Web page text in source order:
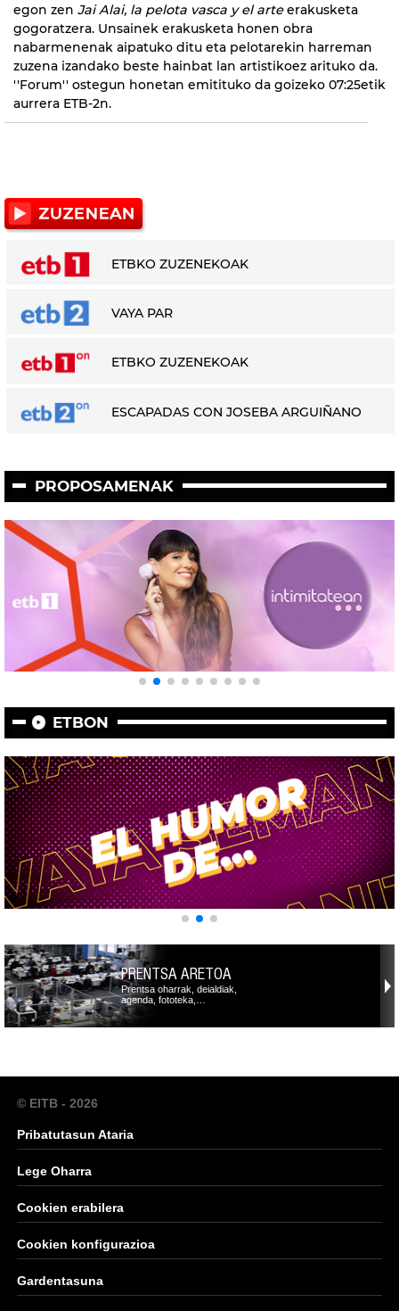
egon zen Jai Alai, la pelota vasca y el arteerakusketa
gogoratzera. Unsainek erakusketa honen obra
nabarmenenak aipatuko ditu eta pelotarekin harreman
zuzena izandako beste hainbat lan artistikoez arituko da.
''Forum'' ostegun honetan emitituko da goizeko 07:25etik
aurrera ETB-2n.
ETBKO ZUZENEKOAK
VAYA PAR
ETBKO ZUZENEKOAK
ESCAPADAS CON JOSEBA ARGUIÑANO
PROPOSAMENAK
ETBON
PRENTSA ARETOA
Prentsa oharrak, deialdiak,
agenda, fototeka,…
© EITB - 2026
Pribatutasun Ataria
Lege Oharra
Cookien erabilera
Cookien konfigurazioa
Gardentasuna